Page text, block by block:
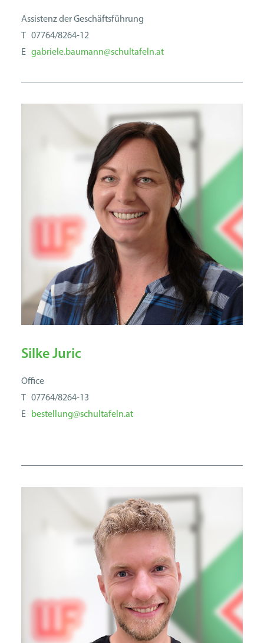
Assistenz der Geschäftsführung
T 07764/8264-12
E gabriele.baumann@schultafeln.at
Silke Juric
Office
T 07764/8264-13
E
bestellung@schultafeln.at